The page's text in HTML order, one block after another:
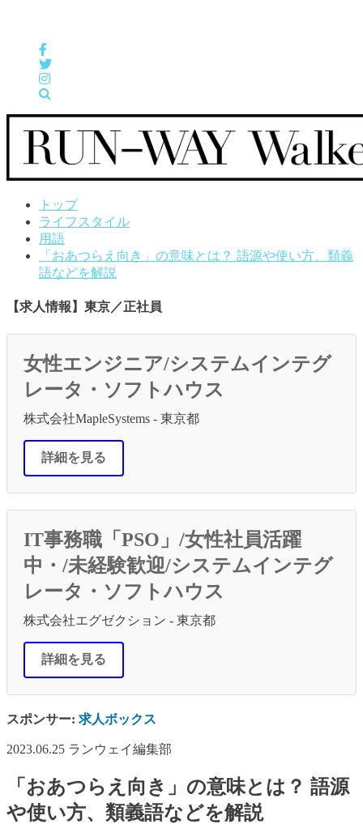
トップ
ライフスタイル
用語
「おあつらえ向き」の意味とは？ 語源や使い方、類義
語などを解説
【求人情報】東京／正社員
女性エンジニア/システムインテグ
レータ・ソフトハウス
株式会社MapleSystems - 東京都
詳細を見る
IT事務職「PSO」/女性社員活躍
中・/未経験歓迎/システムインテグ
レータ・ソフトハウス
株式会社エグゼクション - 東京都
詳細を見る
スポンサー: 求人ボックス
2023.06.25 ランウェイ編集部
「おあつらえ向き」の意味とは？ 語源
や使い方、類義語などを解説